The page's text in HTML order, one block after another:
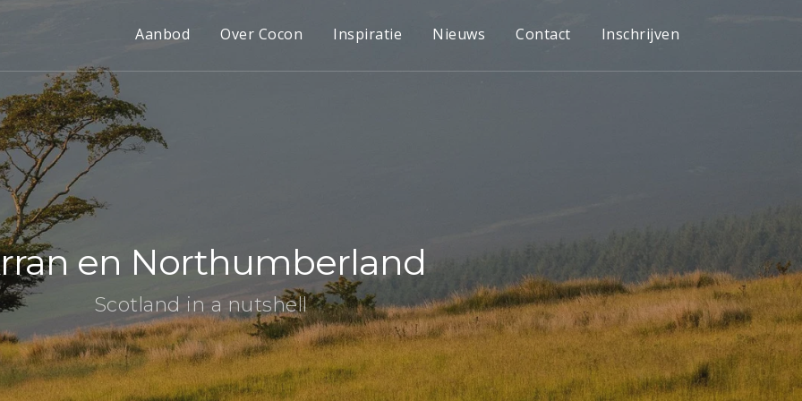
Aanbod Over Cocon Inspiratie Nieuws Contact Inschrijven
en Northumberland
Scotland in a nutshell